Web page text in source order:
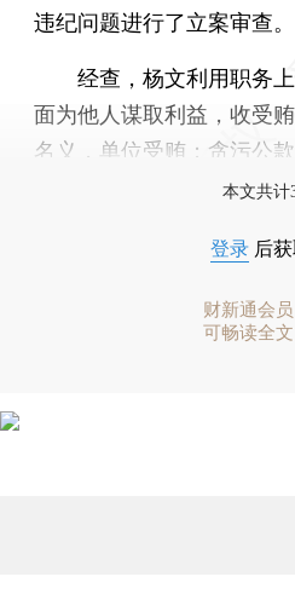
违纪问题进行了立案审查。
经查，杨文利用职务上
面为他人谋取利益，收受
名义，单位受贿；贪污公
本文共计
登录 后
财新通会员
可畅读全文